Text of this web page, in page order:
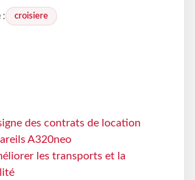
: croisiere
des contrats de location
A320neo
les transports et la